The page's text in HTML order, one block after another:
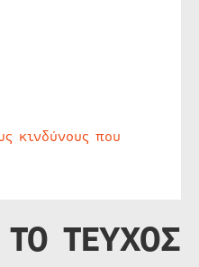
κινδύνους που
ΤΕΥΧΟΣ